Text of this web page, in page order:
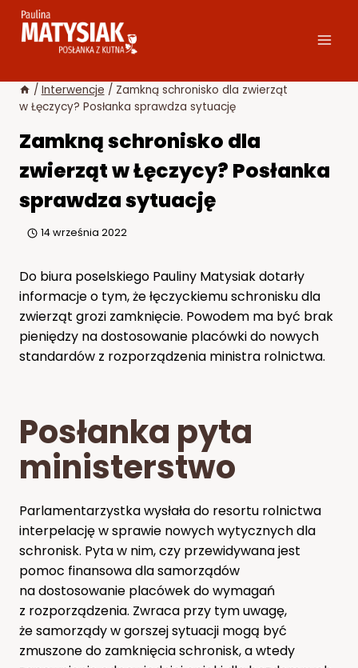
Przejdź
/ Interwencje / Zamkną schronisko dla zwierząt
w Łęczycy? Posłanka sprawdza sytuację
Zamkną schronisko dla
zwierząt w Łęczycy? Posłanka
sprawdza sytuację
14 września 2022
Do biura poselskiego Pauliny Matysiak dotarły
informacje o tym, że łęczyckiemu schronisku dla
zwierząt grozi zamknięcie. Powodem ma być brak
pieniędzy na dostosowanie placówki do nowych
standardów z rozporządzenia ministra rolnictwa.
Posłanka pyta
ministerstwo
Parlamentarzystka wysłała do resortu rolnictwa
interpelację w sprawie nowych wytycznych dla
schronisk. Pyta w nim, czy przewidywana jest
pomoc finansowa dla samorządów
na dostosowanie placówek do wymagań
z rozporządzenia. Zwraca przy tym uwagę,
że samorządy w gorszej sytuacji mogą być
zmuszone do zamknięcia schronisk, a wtedy